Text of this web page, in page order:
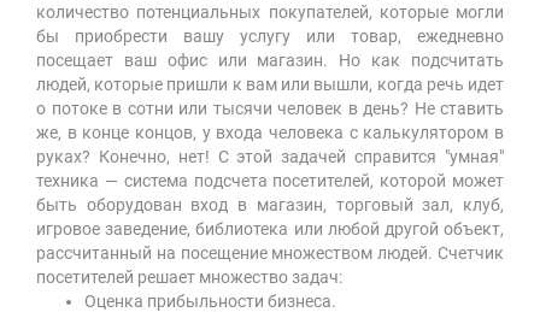
количество потенциальных покупателей, которые могли
бы приобрести вашу услугу или товар, ежедневно
посещает ваш офис или магазин. Но как подсчитать
людей, которые пришли к вам или вышли, когда речь идет
о потоке в сотни или тысячи человек в день? Не ставить
же, в конце концов, у входа человека с калькулятором в
руках? Конечно, нет! С этой задачей справится "умная"
техника — система подсчета посетителей, которой может
быть оборудован вход в магазин, торговый зал, клуб,
игровое заведение, библиотека или любой другой объект,
рассчитанный на посещение множеством людей. Счетчик
посетителей решает множество задач:
Оценка прибыльности бизнеса.